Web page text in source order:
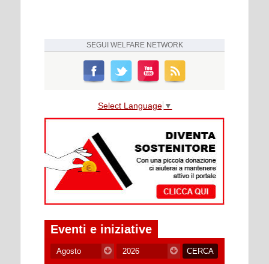
SEGUI WELFARE NETWORK
Select Language ▼
Eventi e iniziative